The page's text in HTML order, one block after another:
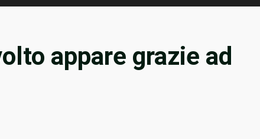
appare grazie ad